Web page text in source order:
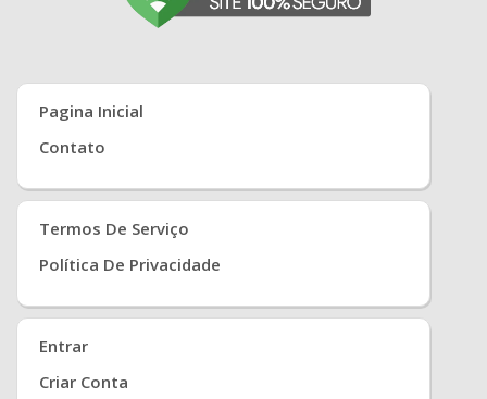
Pagina Inicial
Contato
Termos De Serviço
Política De Privacidade
Entrar
Criar Conta